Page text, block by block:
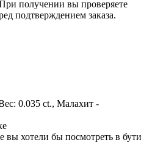
получении вы проверяете
подтверждением заказа.
0.035 ct., Малахит -
вы хотели бы посмотреть в